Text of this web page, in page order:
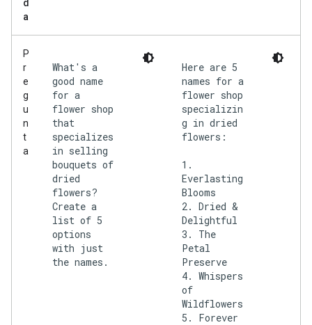
d
a
P
r
e
g
u
n
t
a
What's a
good name
for a
flower shop
that
specializes
in selling
bouquets of
dried
flowers?
Create a
list of 5
options
with just
the names.
Here are 5
names for a
flower shop
specializin
g in dried
flowers:
1.
Everlasting
Blooms
2. Dried &
Delightful
3. The
Petal
Preserve
4. Whispers
of
Wildflowers
5. Forever